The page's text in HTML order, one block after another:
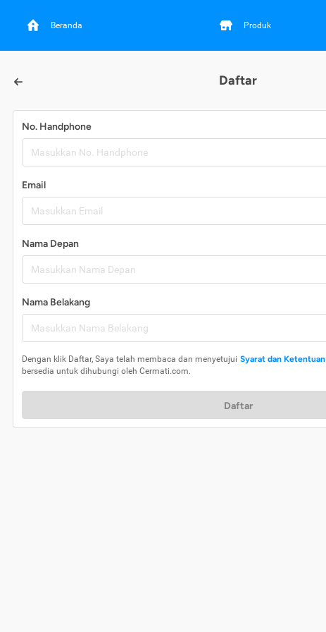
Beranda Produk
Daftar
No. Handphone
Email
Nama Depan
Nama Belakang
Dengan klik Daftar, Saya telah membaca dan menyetujui Syarat dan Ketentuan
bersedia untuk dihubungi oleh Cermati.com.
Daftar